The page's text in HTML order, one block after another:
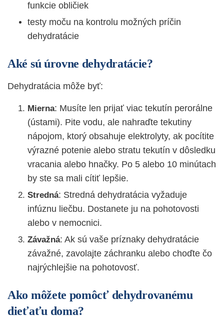
funkcie obličiek
testy moču na kontrolu možných príčin
dehydratácie
Aké sú úrovne dehydratácie?
Dehydratácia môže byť:
Mierna: Musíte len prijať viac tekutín perorálne
(ústami). Pite vodu, ale nahraďte tekutiny
nápojom, ktorý obsahuje elektrolyty, ak pocítite
výrazné potenie alebo stratu tekutín v dôsledku
vracania alebo hnačky. Po 5 alebo 10 minútach
by ste sa mali cítiť lepšie.
Stredná: Stredná dehydratácia vyžaduje
infúznu liečbu. Dostanete ju na pohotovosti
alebo v nemocnici.
Závažná: Ak sú vaše príznaky dehydratácie
závažné, zavolajte záchranku alebo choďte čo
najrýchlejšie na pohotovosť.
Ako môžete pomôcť dehydrovanému
dieťaťu doma?